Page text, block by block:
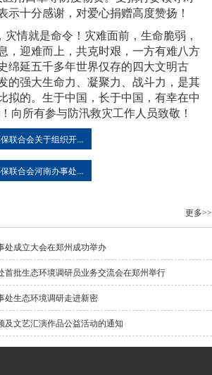
示十分感谢，对爱心捐赠高度赞扬！
灾情就是命令！灾难面前，生命脆弱，
，迎难而上，共克时艰，一方有难八方
绵延五千多年世界仅存的四大文明古
的强大生命力、凝聚力、战斗力，是其
拟的。生于中国，长于中国，有幸在中
！向所有参与防汛救灾工作人员致敬！
联合会关于组织开...
联合会河南办事处...
更多>>
处成立大会在郑州成功举办
首批生态环境调研员业务交流会在郑州举行
处生态环境调研走进新密
及文艺汇演作品公益活动的通知